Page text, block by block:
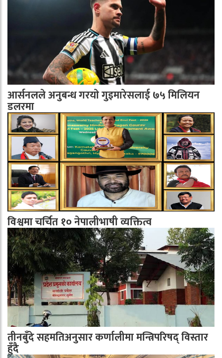
आर्सनलले अनुबन्ध गरयाे गुइमारेसलाई ७५ मिलियन
डलरमा
विश्वमा चर्चित १० नेपालीभाषी व्यक्तित्व
तीनबुँदे सहमतिअनुसार कर्णालीमा मन्त्रिपरिषद् विस्तार
हुँदै